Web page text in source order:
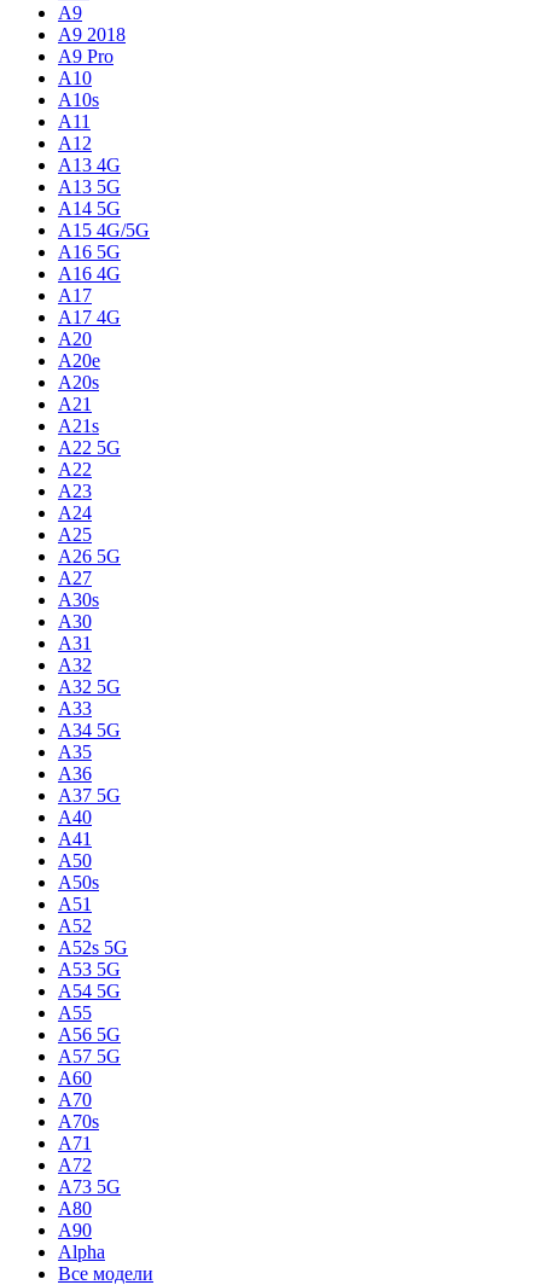
A9
A9 2018
A9 Pro
A10
A10s
A11
A12
A13 4G
A13 5G
A14 5G
A15 4G/5G
A16 5G
A16 4G
A17
A17 4G
A20
A20e
A20s
A21
A21s
A22 5G
A22
A23
A24
A25
A26 5G
A27
A30s
A30
A31
A32
A32 5G
A33
A34 5G
A35
A36
A37 5G
A40
A41
A50
A50s
A51
A52
A52s 5G
A53 5G
A54 5G
A55
A56 5G
A57 5G
A60
A70
A70s
A71
A72
A73 5G
A80
A90
Alpha
Все модели